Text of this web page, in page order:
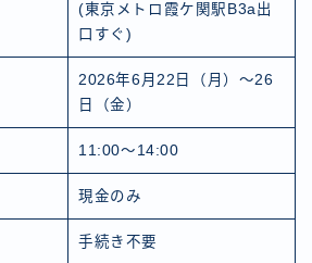
(東京メトロ霞ケ関駅B3a出
口すぐ)
2026年6月22日（月）〜26
日（金）
11:00〜14:00
現金のみ
手続き不要